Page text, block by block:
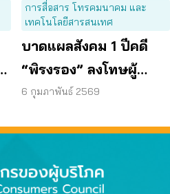
การสื่อสาร โทรคมนาคม และ
เทคโนโลยีสารสนเทศ
บาดแผลสังคม 1 ปีคดี
“พิรงรอง” ลงโทษผู้
ปกป้องผู้บริโภค
6 กุมภาพันธ์ 2569